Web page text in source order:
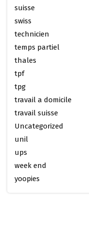
suisse
swiss
technicien
temps partiel
thales
tpf
tpg
travail a domicile
travail suisse
Uncategorized
unil
ups
week end
yoopies